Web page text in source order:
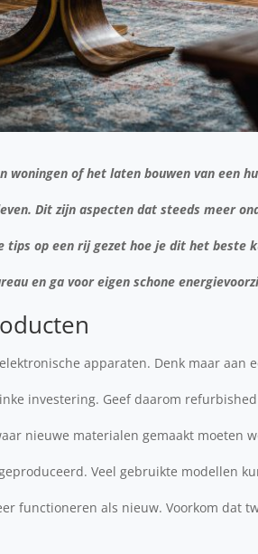
woningen of het laten bouwen van een
Dit zijn aspecten dat steeds meer
tips op een rij gezet hoe je dit het beste
en ga voor eigen schone
apparaten. Denk maar aan
investering. Geef daarom
nieuwe materialen gemaakt moeten
Veel gebruikte modellen
functioneren als nieuw. Voorkom dat